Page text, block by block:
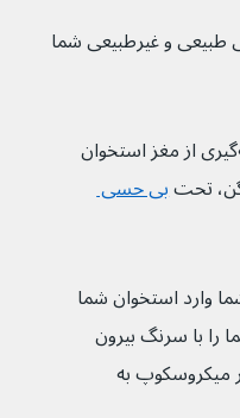
گلبول‌های خونی طبیعی و غیرطبیعی شما
آزمایش مغز استخوان شامل نمونه‌گیری از مغز استخوان
تحت بی حسی
وارد استخوان شما
شما را با سرنگ بیرون
میکروسکوپ به